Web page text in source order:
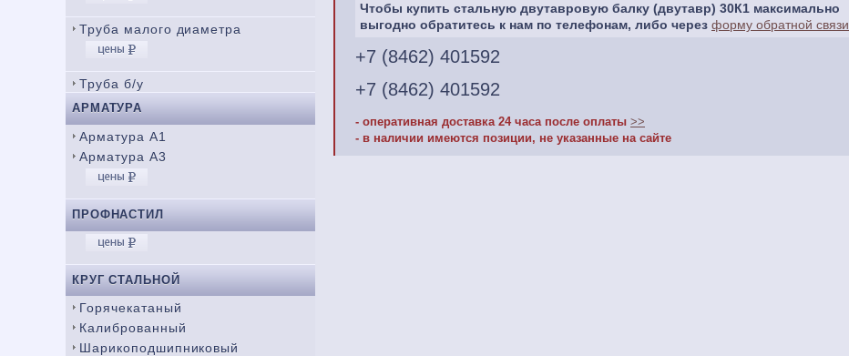
Труба малого диаметра
Труба б/у
АРМАТУРА
Арматура А1
Арматура А3
ПРОФНАСТИЛ
КРУГ СТАЛЬНОЙ
Горячекатаный
Калиброванный
Шарикоподшипниковый
Чтобы купить стальную двутавровую балку (двутавр) 30К1 максимально
выгодно обратитесь к нам по телефонам, либо через форму обратной связи
+7 (8462) 401592
+7 (8462) 401592
- оперативная доставка 24 часа после оплаты >>
- в наличии имеются позиции, не указанные на сайте